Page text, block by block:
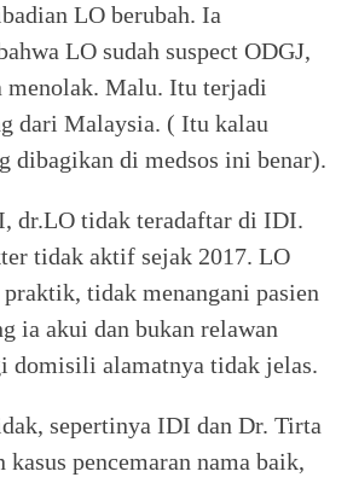
LO berubah. Ia
LO sudah suspect ODGJ,
menolak. Malu. Itu terjadi
dari Malaysia. ( Itu kalau
dibagikan di medsos ini benar).
dr.LO tidak teradaftar di IDI.
tidak aktif sejak 2017. LO
tidak menangani pasien
ia akui dan bukan relawan
domisili alamatnya tidak jelas.
sepertinya IDI dan Dr. Tirta
kasus pencemaran nama baik,